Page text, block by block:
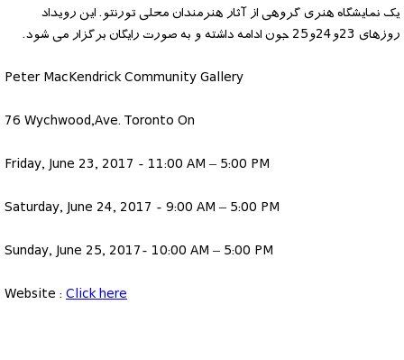
یک نمایشگاه هنری گروهی از آثار هنرمندان محلی تورنتو. این رویداد
روزهای 23و24و25 جون ادامه داشته و به صورت رایگان برگزار می شود.
Peter MacKendrick Community Gallery
76 Wychwood,Ave. Toronto On
Friday, June 23, 2017 - 11:00 AM – 5:00 PM
Saturday, June 24, 2017 - 9:00 AM – 5:00 PM
Sunday, June 25, 2017- 10:00 AM – 5:00 PM
Website :Click here